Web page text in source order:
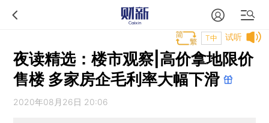
试听
T中
夜读精选：楼市观察|高价拿地限价
售楼 多家房企毛利率大幅下滑
2020年08月26日 20:06